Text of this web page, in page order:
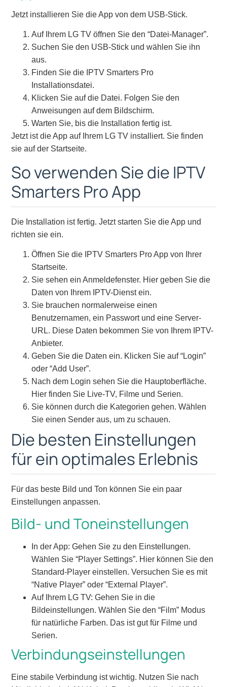
Jetzt installieren Sie die App von dem USB-Stick.
Auf Ihrem LG TV öffnen Sie den “Datei-Manager”.
Suchen Sie den USB-Stick und wählen Sie ihn
aus.
Finden Sie die IPTV Smarters Pro
Installationsdatei.
Klicken Sie auf die Datei. Folgen Sie den
Anweisungen auf dem Bildschirm.
Warten Sie, bis die Installation fertig ist.
Jetzt ist die App auf Ihrem LG TV installiert. Sie finden
sie auf der Startseite.
So verwenden Sie die IPTV
Smarters Pro App
Die Installation ist fertig. Jetzt starten Sie die App und
richten sie ein.
Öffnen Sie die IPTV Smarters Pro App von Ihrer
Startseite.
Sie sehen ein Anmeldefenster. Hier geben Sie die
Daten von Ihrem IPTV-Dienst ein.
Sie brauchen normalerweise einen
Benutzernamen, ein Passwort und eine Server-
URL. Diese Daten bekommen Sie von Ihrem IPTV-
Anbieter.
Geben Sie die Daten ein. Klicken Sie auf “Login”
oder “Add User”.
Nach dem Login sehen Sie die Hauptoberfläche.
Hier finden Sie Live-TV, Filme und Serien.
Sie können durch die Kategorien gehen. Wählen
Sie einen Sender aus, um zu schauen.
Die besten Einstellungen
für ein optimales Erlebnis
Für das beste Bild und Ton können Sie ein paar
Einstellungen anpassen.
Bild- und Toneinstellungen
In der App: Gehen Sie zu den Einstellungen.
Wählen Sie “Player Settings”. Hier können Sie den
Standard-Player einstellen. Versuchen Sie es mit
“Native Player” oder “External Player”.
Auf Ihrem LG TV: Gehen Sie in die
Bildeinstellungen. Wählen Sie den “Film” Modus
für natürliche Farben. Das ist gut für Filme und
Serien.
Verbindungseinstellungen
Eine stabile Verbindung ist wichtig. Nutzen Sie nach